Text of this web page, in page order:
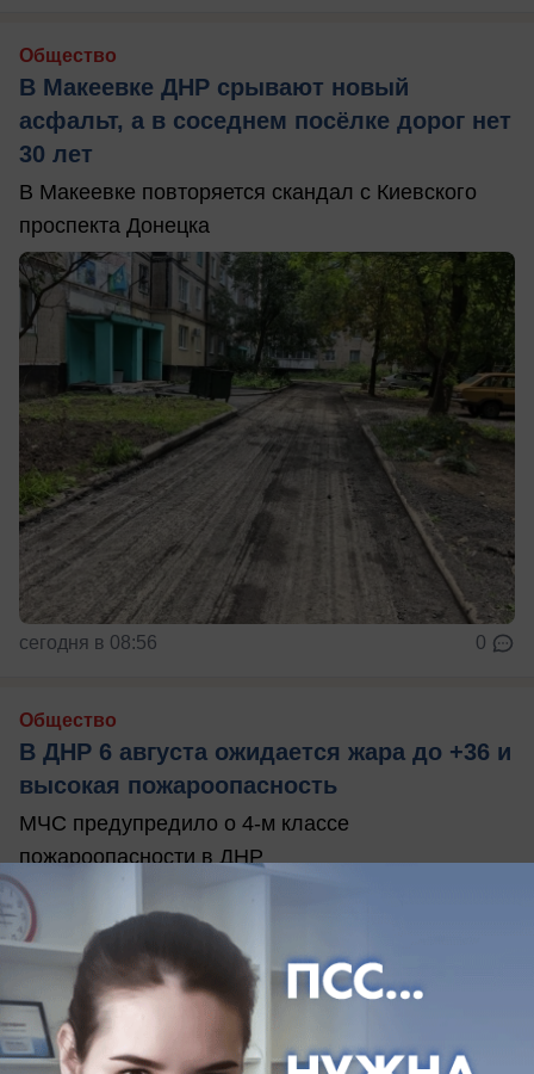
Общество
В Макеевке ДНР срывают новый
асфальт, а в соседнем посёлке дорог нет
30 лет
В Макеевке повторяется скандал с Киевского
проспекта Донецка
сегодня в 08:56 0
Общество
В ДНР 6 августа ожидается жара до +36 и
высокая пожароопасность
МЧС предупредило о 4-м классе
пожароопасности в ДНР